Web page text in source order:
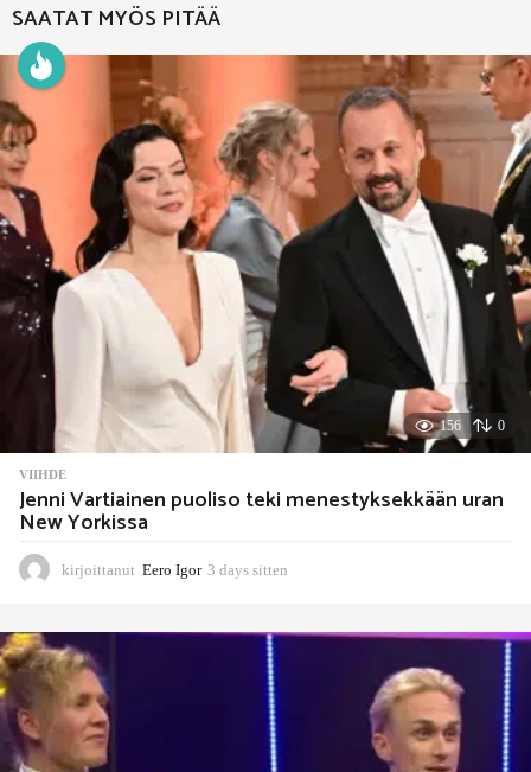
SAATAT MYÖS PITÄÄ
156 0
VIIHDE
Jenni Vartiainen puoliso teki menestyksekkään uran
New Yorkissa
kirjoittanut Eero Igor 3 days sitten
y